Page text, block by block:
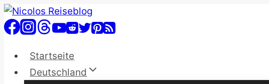
Zum
Inhalt
Startseite
Deutschland